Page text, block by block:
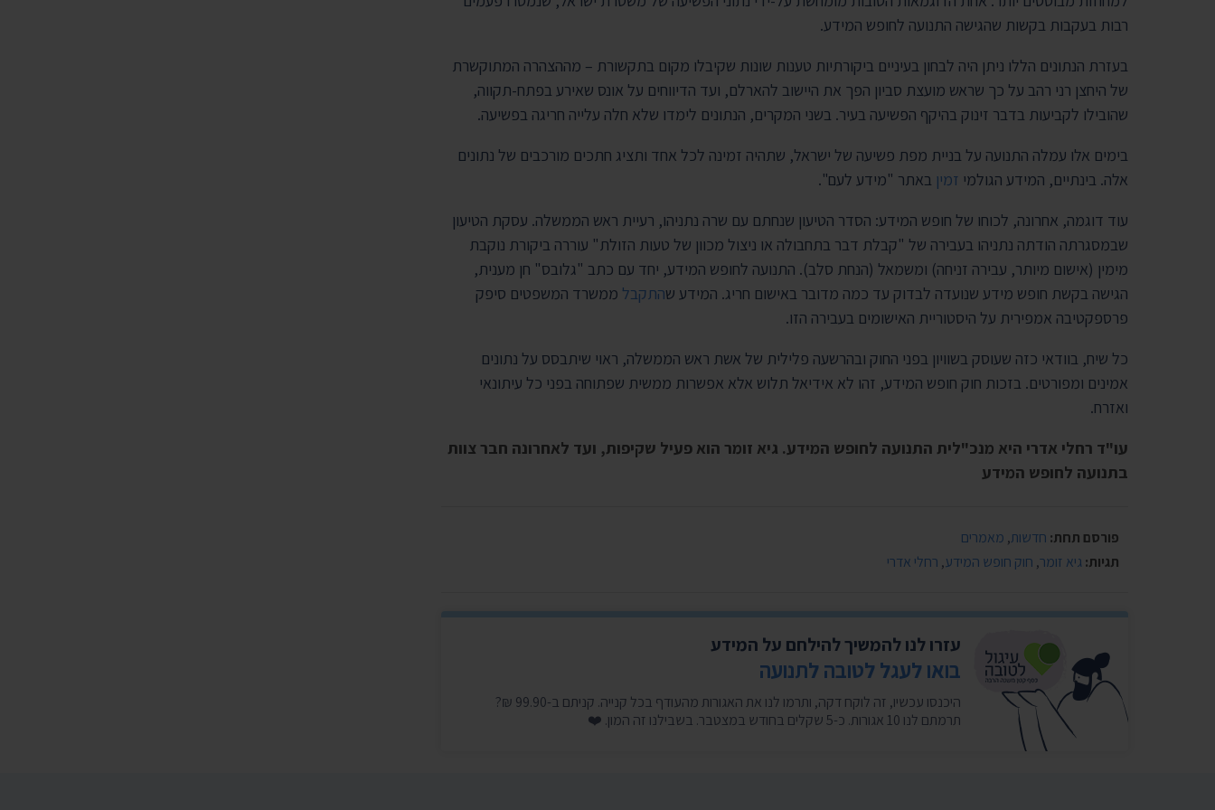
רבות בעקבות בקשות שהגישה התנועה לחופש המידע.
בעזרת הנתונים הללו ניתן היה לבחון בעיניים ביקורתיות טענות שונות שקיבלו מקום בתקשורת – מההצהרה המתוקשרת
של היחצן רני רהב על כך שראש מועצת סביון הפך את היישוב להארלם, ועד הדיווחים על אונס שאירע בפתח-תקווה,
שהובילו לקביעות בדבר זינוק בהיקף הפשיעה בעיר. בשני המקרים, הנתונים לימדו שלא חלה עלייה חריגה בפשיעה.
בימים אלו עמלה התנועה על בניית מפת פשיעה של ישראל, שתהיה זמינה לכל אחד ותציג חתכים מורכבים של נתונים
אלה. בינתיים, המידע הגולמי זמין באתר "מידע לעם".
עוד דוגמה, אחרונה, לכוחו של חופש המידע: הסדר הטיעון שנחתם עם שרה נתניהו, רעיית ראש הממשלה. עסקת הטיעון
שבמסגרתה הודתה נתניהו בעבירה של "קבלת דבר בתחבולה או ניצול מכוון של טעות הזולת" עוררה ביקורת נוקבת
מימין (אישום מיותר, עבירה זניחה) ומשמאל (הנחת סלב). התנועה לחופש המידע, יחד עם כתב "גלובס" חן מענית,
הגישה בקשת חופש מידע שנועדה לבדוק עד כמה מדובר באישום חריג. המידע שהתקבל ממשרד המשפטים סיפק
פרספקטיבה אמפירית על היסטוריית האישומים בעבירה הזו.
כל שיח, בוודאי כזה שעוסק בשוויון בפני החוק ובהרשעה פלילית של אשת ראש הממשלה, ראוי שיתבסס על נתונים
אמינים ומפורטים. בזכות חוק חופש המידע, זהו לא אידיאל תלוש אלא אפשרות ממשית שפתוחה בפני כל עיתונאי
ואזרח.
עו"ד רחלי אדרי היא מנכ"לית התנועה לחופש המידע. גיא זומר הוא פעיל שקיפות, ועד לאחרונה חבר צוות
בתנועה לחופש המידע
פורסם תחת: חדשות, מאמרים
תגיות: גיא זומר, חוק חופש המידע, רחלי אדרי
עזרו לנו להמשיך להילחם על המידע
בואו לעגל לטובה לתנועה
היכנסו עכשיו, זה לוקח דקה, ותרמו לנו את האגורות מהעודף בכל קנייה. קניתם ב-99.90 ₪?
תרמתם לנו 10 אגורות. כ-5 שקלים בחודש במצטבר. בשבילנו זה המון. ❤️